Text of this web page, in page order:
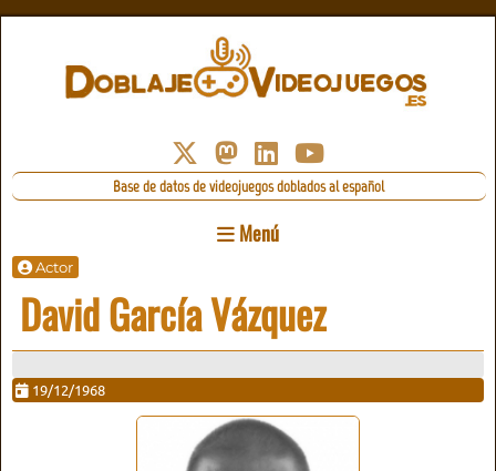
Base de datos de videojuegos doblados al español
Menú
Actor
David García Vázquez
19/12/1968